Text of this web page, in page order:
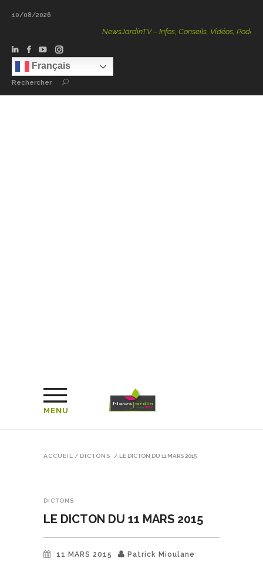
10/08/2026
NewsJardinTV – Infos, Conseils, Vidéos, Podcasts – 100
Français
Rechercher
MENU
ACCUEIL / DICTONS / LE DICTON DU 11 MARS 2015
DICTONS
LE DICTON DU 11 MARS 2015
11 MARS 2015
Patrick Mioulane